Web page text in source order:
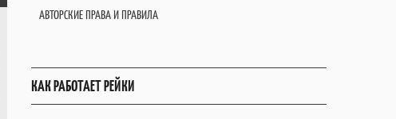
АВТОРСКИЕ ПРАВА И ПРАВИЛА
КАК РАБОТАЕТ РЕЙКИ